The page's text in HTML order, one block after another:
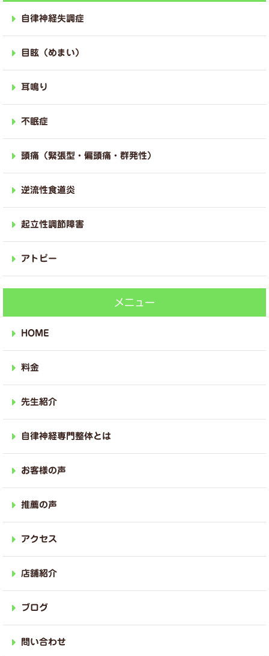
自律神経失調症
目眩（めまい）
耳鳴り
不眠症
頭痛（緊張型・偏頭痛・群発性）
逆流性食道炎
起立性調節障害
アトピー
メニュー
HOME
料金
先生紹介
自律神経専門整体とは
お客様の声
推薦の声
アクセス
店舗紹介
ブログ
問い合わせ